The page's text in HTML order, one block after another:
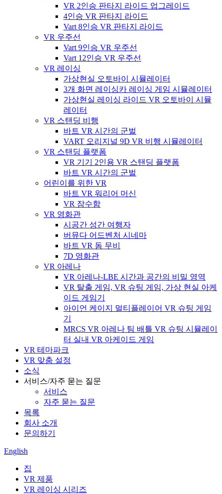
VR 2인승 판타지 라이드 업그레이드
4인승 VR 판타지 라이드
Vart 8인승 VR 판타지 라이드
VR 우주선
Vart 9인승 VR 우주선
Vart 12인승 VR 우주선
VR 레이싱
가상현실 오토바이 시뮬레이터
3개 화면 레이싱카 레이싱 게임 시뮬레이터
가상현실 레이싱 라이드 VR 오토바이 시뮬
레이터
VR 스탠딩 비행
바트 VR 시간의 군벌
VART 오리지널 9D VR 비행 시뮬레이터
VR 스탠딩 플랫폼
VR 기기 2인용 VR 스탠딩 플랫폼
바트 VR 시간의 군벌
어린이를 위한 VR
바트 VR 워리어 머신
VR 잠수함
VR 영화관
시공간 성간 여행자
버뮤다 어드벤처 시네마
바트 VR 돔 무비
7D 영화관
VR 아레나
VR 아레나-LBE 시간과 공간의 비밀 영역
VR 탈출 게임, VR 슈팅 게임, 가상 현실 아케
이드 게임기
아이언 케이지 멀티플레이어 VR 슈팅 게임
기
MRCS VR 아레나 팀 배틀 VR 슈팅 시뮬레이
터 실내 VR 아케이드 게임
VR 테마파크
VR 맞춤 설정
소식
서비스/자주 묻는 질문
서비스
자주 묻는 질문
목록
회사 소개
문의하기
English
집
VR 제품
VR 레이싱 시리즈